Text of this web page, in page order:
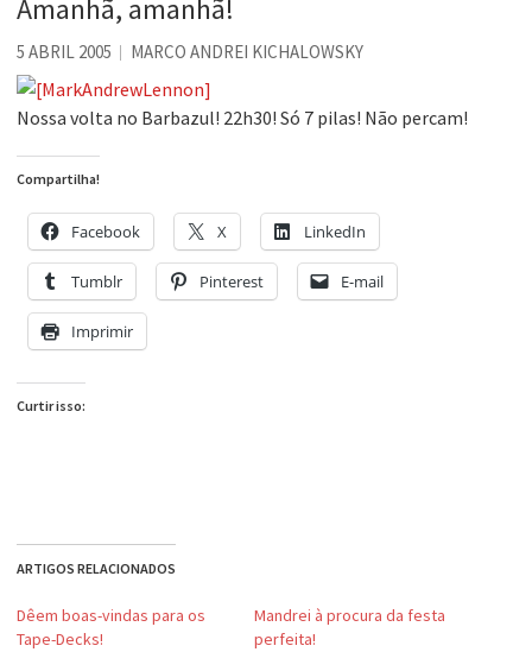
A construção da urbanidade
Aprender a fracassar é o segredo do sucesso
Amanhã, amanhã!
5 ABRIL 2005 MARCO ANDREI KICHALOWSKY
Nossa volta no Barbazul! 22h30! Só 7 pilas! Não percam!
Compartilha!
Facebook X LinkedIn
Tumblr Pinterest E-mail
Imprimir
Curtir isso:
ARTIGOS RELACIONADOS
Dêem boas-vindas para os
Tape-Decks!
Mandrei à procura da festa
perfeita!